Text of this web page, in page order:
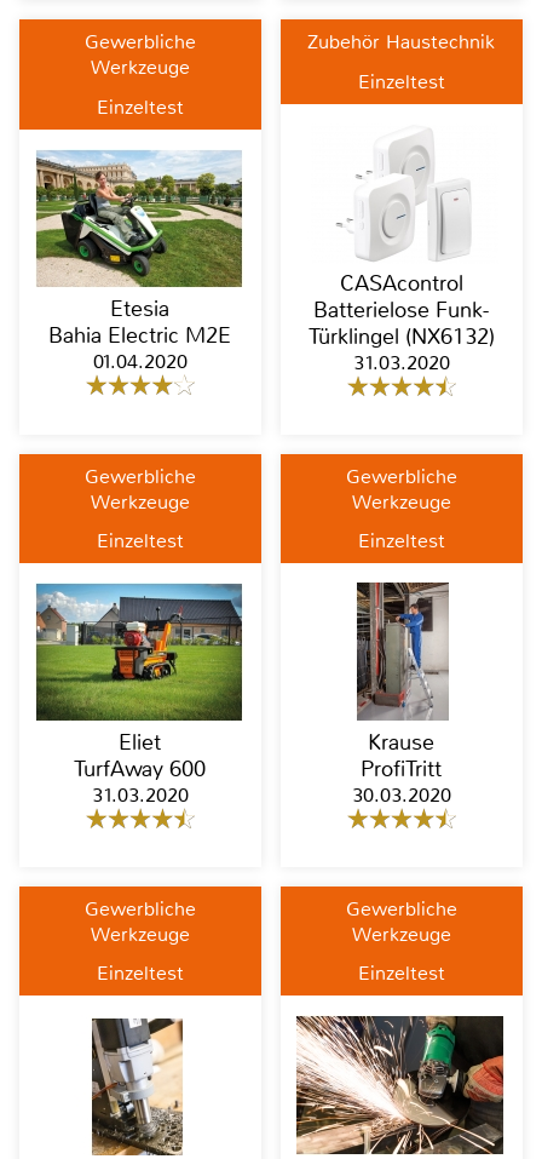
Gewerbliche
Werkzeuge
Einzeltest
Etesia
Bahia Electric M2E
01.04.2020
Zubehör Haustechnik
Einzeltest
CASAcontrol
Batterielose Funk-
Türklingel (NX6132)
31.03.2020
Gewerbliche
Werkzeuge
Einzeltest
Eliet
TurfAway 600
31.03.2020
Gewerbliche
Werkzeuge
Einzeltest
Krause
ProfiTritt
30.03.2020
Gewerbliche
Werkzeuge
Einzeltest
Gewerbliche
Werkzeuge
Einzeltest